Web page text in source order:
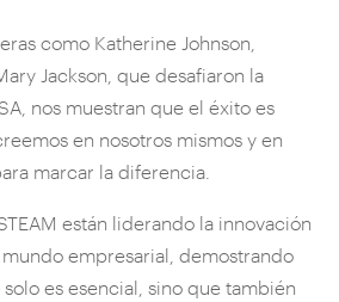
como Katherine Johnson,
Jackson, que desafiaron la
nos muestran que el éxito es
en nosotros mismos y en
marcar la diferencia.
están liderando la innovación
empresarial, demostrando
es esencial, sino que también